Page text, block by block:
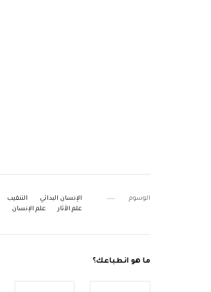
الوسوم الإنسان البدائي التنقيب
علم الأثار
علم الإنسان
ما هو انطباعك؟